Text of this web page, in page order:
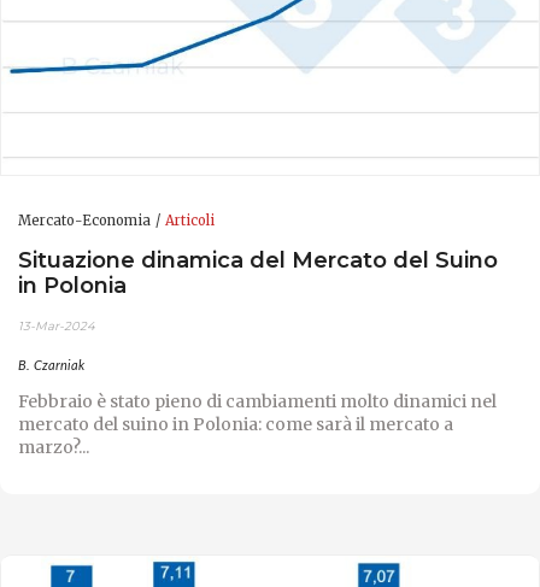
Mercato-Economia Articoli
Situazione dinamica del Mercato del Suino
in Polonia
13-Mar-2024
B. Czarniak
Febbraio è stato pieno di cambiamenti molto dinamici nel
mercato del suino in Polonia: come sarà il mercato a
marzo?...